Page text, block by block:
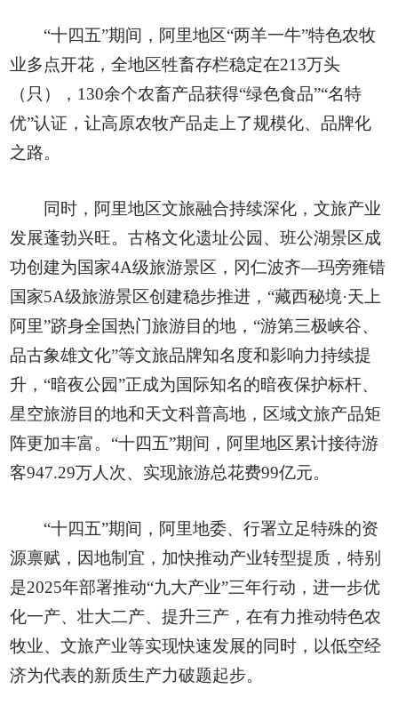
“十四五”期间，阿里地区“两羊一牛”特色农牧
业多点开花，全地区牲畜存栏稳定在213万头
（只），130余个农畜产品获得“绿色食品”“名特
优”认证，让高原农牧产品走上了规模化、品牌化
之路。
同时，阿里地区文旅融合持续深化，文旅产业
发展蓬勃兴旺。古格文化遗址公园、班公湖景区成
功创建为国家4A级旅游景区，冈仁波齐—玛旁雍错
国家5A级旅游景区创建稳步推进，“藏西秘境·天上
阿里”跻身全国热门旅游目的地，“游第三极峡谷、
品古象雄文化”等文旅品牌知名度和影响力持续提
升，“暗夜公园”正成为国际知名的暗夜保护标杆、
星空旅游目的地和天文科普高地，区域文旅产品矩
阵更加丰富。“十四五”期间，阿里地区累计接待游
客947.29万人次、实现旅游总花费99亿元。
“十四五”期间，阿里地委、行署立足特殊的资
源禀赋，因地制宜，加快推动产业转型提质，特别
是2025年部署推动“九大产业”三年行动，进一步优
化一产、壮大二产、提升三产，在有力推动特色农
牧业、文旅产业等实现快速发展的同时，以低空经
济为代表的新质生产力破题起步。